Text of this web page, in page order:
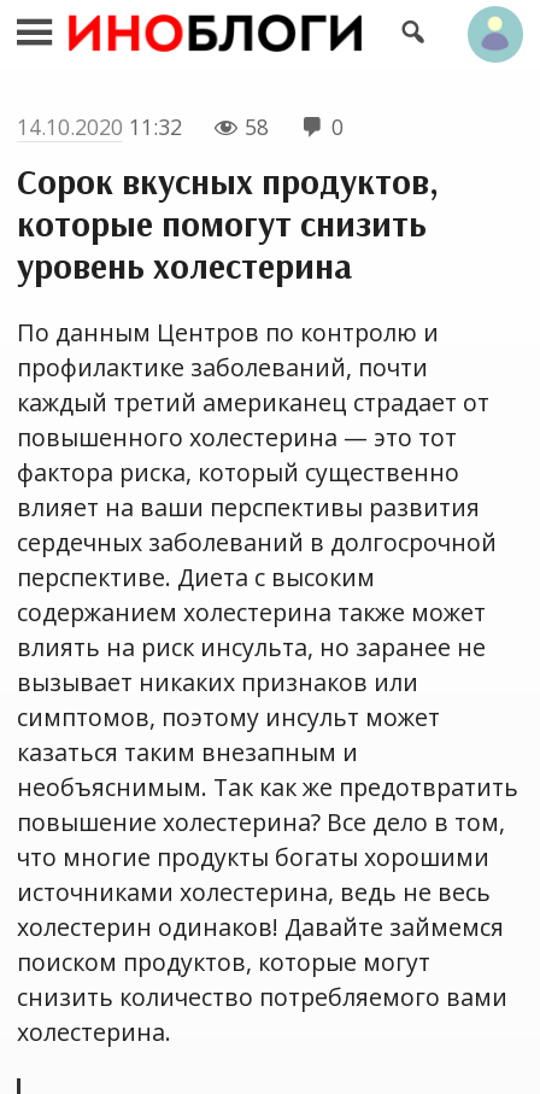
 
14.10.2020 11:32  58  0
Сорок вкусных продуктов,
которые помогут снизить
уровень холестерина
По данным Центров по контролю и
профилактике заболеваний, почти
каждый третий американец страдает от
повышенного холестерина — это тот
фактора риска, который существенно
влияет на ваши перспективы развития
сердечных заболеваний в долгосрочной
перспективе. Диета с высоким
содержанием холестерина также может
влиять на риск инсульта, но заранее не
вызывает никаких признаков или
симптомов, поэтому инсульт может
казаться таким внезапным и
необъяснимым. Так как же предотвратить
повышение холестерина? Все дело в том,
что многие продукты богаты хорошими
источниками холестерина, ведь не весь
холестерин одинаков! Давайте займемся
поиском продуктов, которые могут
снизить количество потребляемого вами
холестерина.